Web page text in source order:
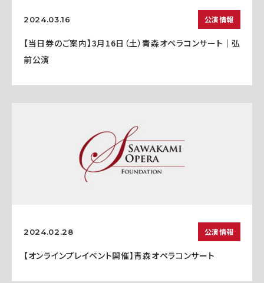
2024.03.16 公演情報
【当日券のご案内】3月16日（土）青森オペラコンサート｜弘
前公演
2024.02.28 公演情報
【オンラインプレイベント開催】青森オペラコンサート